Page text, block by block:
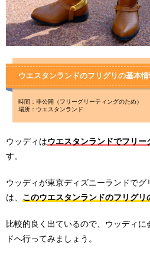
ウエスタンランドのフリグリの基本情
時間：非公開（フリーグリーティングのため）
場所：ウエスタンランド
ウッディはウエスタンランドでフリー
す。
ウッディが東京ディズニーランドで
は、 このウエスタンランドのフリグリ
比較的良く出ているので、ウッディ
ドへ行ってみましょう。